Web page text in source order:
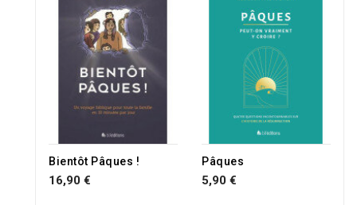
Bientôt Pâques !
16,90 €
Pâques
5,90 €